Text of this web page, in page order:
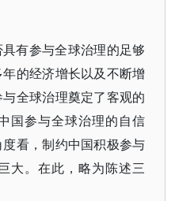
有参与全球治理的足够
的经济增长以及不断增
全球治理奠定了客观的
国参与全球治理的自信
看，制约中国积极参与
大。在此，略为陈述三